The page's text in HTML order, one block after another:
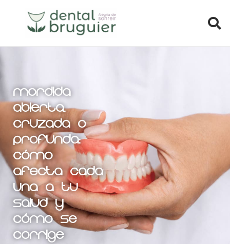
Mordida
abierta,
cruzada o
profunda:
cómo
afecta cada
una a tu
salud y
cómo se
corrige